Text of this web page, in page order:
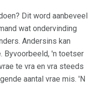
Dit word aanbeveel
wat ondervinding
Andersins kan
Byvoorbeeld, 'n toetser
te vra en vra steeds
aantal vrae mis. 'N